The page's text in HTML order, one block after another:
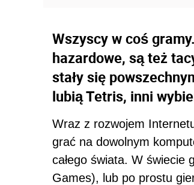
Wszyscy w coś
hazardowe, są też
stały się
lubią Tetris, inni
Wraz z rozwojem
grać na dowolnym
całego świata. W świecie
Games), lub po prostu